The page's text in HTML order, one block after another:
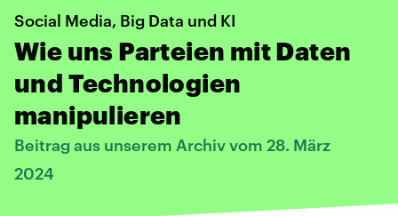
Social Media, Big Data und KI
Wie uns Parteien mit Daten
und Technologien
manipulieren
Beitrag aus unserem Archiv vom 28. März
2024